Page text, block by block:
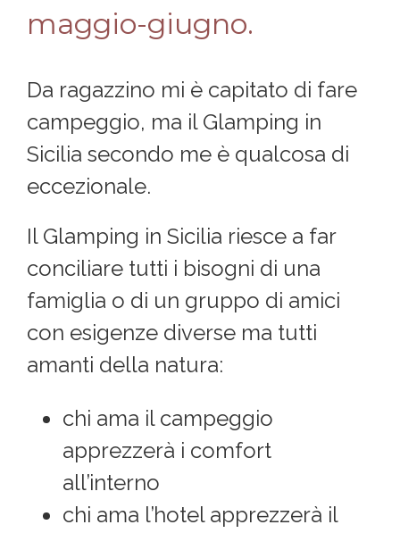
maggio-giugno.
Da ragazzino mi è capitato di fare
campeggio, ma il Glamping in
Sicilia secondo me è qualcosa di
eccezionale.
Il Glamping in Sicilia riesce a far
conciliare tutti i bisogni di una
famiglia o di un gruppo di amici
con esigenze diverse ma tutti
amanti della natura:
chi ama il campeggio
apprezzerà i comfort
all’interno
chi ama l’hotel apprezzerà il